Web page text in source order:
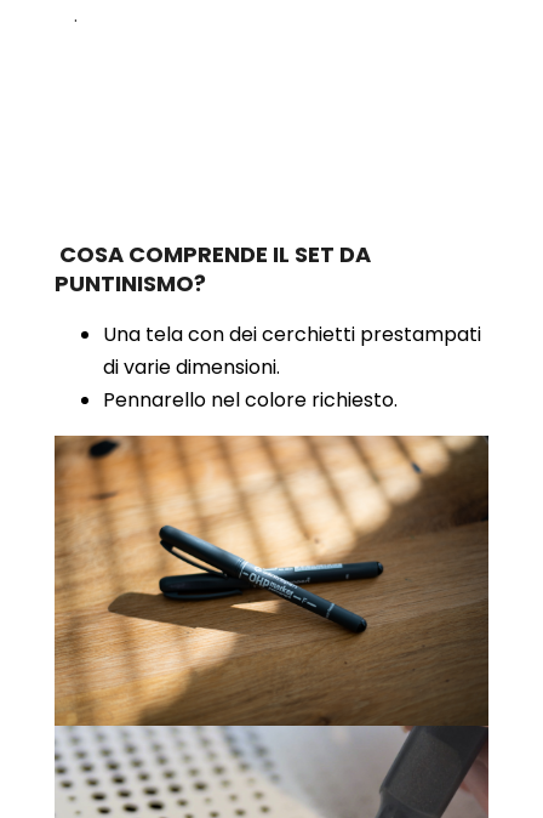
.
COSA COMPRENDE IL SET DA
PUNTINISMO?
Una tela con dei cerchietti prestampati
di varie dimensioni.
Pennarello nel colore richiesto.